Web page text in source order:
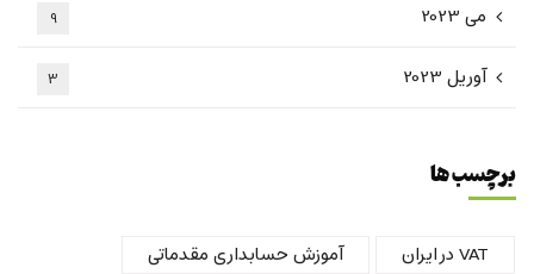
می 2023 9
آوریل 2023 3
برچسب ها
VAT در ایران
آموزش حسابداری مقدماتی